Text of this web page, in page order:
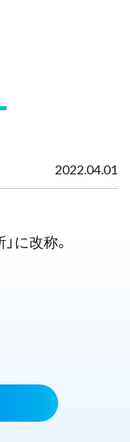
2022.04.01
に改称。